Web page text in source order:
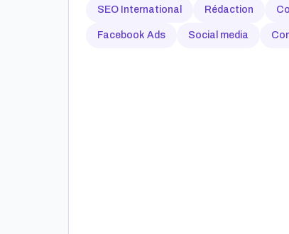
SEO International Rédaction
Facebook Ads Social media